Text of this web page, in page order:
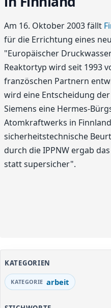
Am 16. Oktober 2003 fällt
für die Errichtung eines
"Europäischer
Reaktortyp wird seit 1993
französchen Partnern
wird eine Entscheidung
Siemens eine Hermes-
Atomkraftwerks in
sicherheitstechnische
durch die IPPNW ergab
statt supersicher".
KATEGORIEN
arbeit